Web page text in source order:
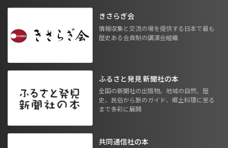
きさらぎ会
情報収集と交流の場を提供する日本で最も
歴史ある会員制の講演会組織
ふるさと発見 新聞社の本
全国の新聞社の出版物。地域の自然、歴
史、民俗から旅のガイド、郷土料理に至る
まで多彩に展開
共同通信社の本